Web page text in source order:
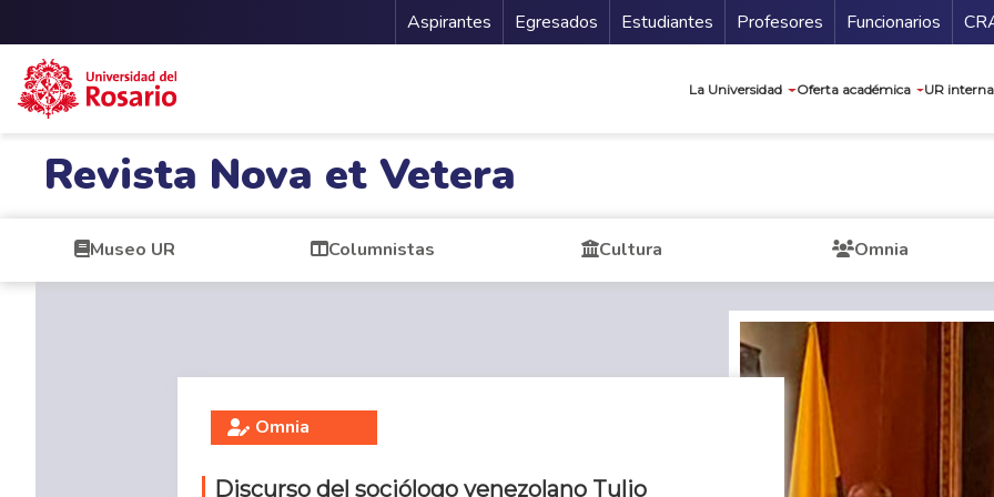
Menu Secundario
Aspirantes Egresados Estudiantes Profesores Funcionarios
La Universidad Oferta académica UR
Revista Nova et Vetera
Museo UR Columnistas Cultura Omnia
Omnia
Discurso del sociólogo venezolano Tulio